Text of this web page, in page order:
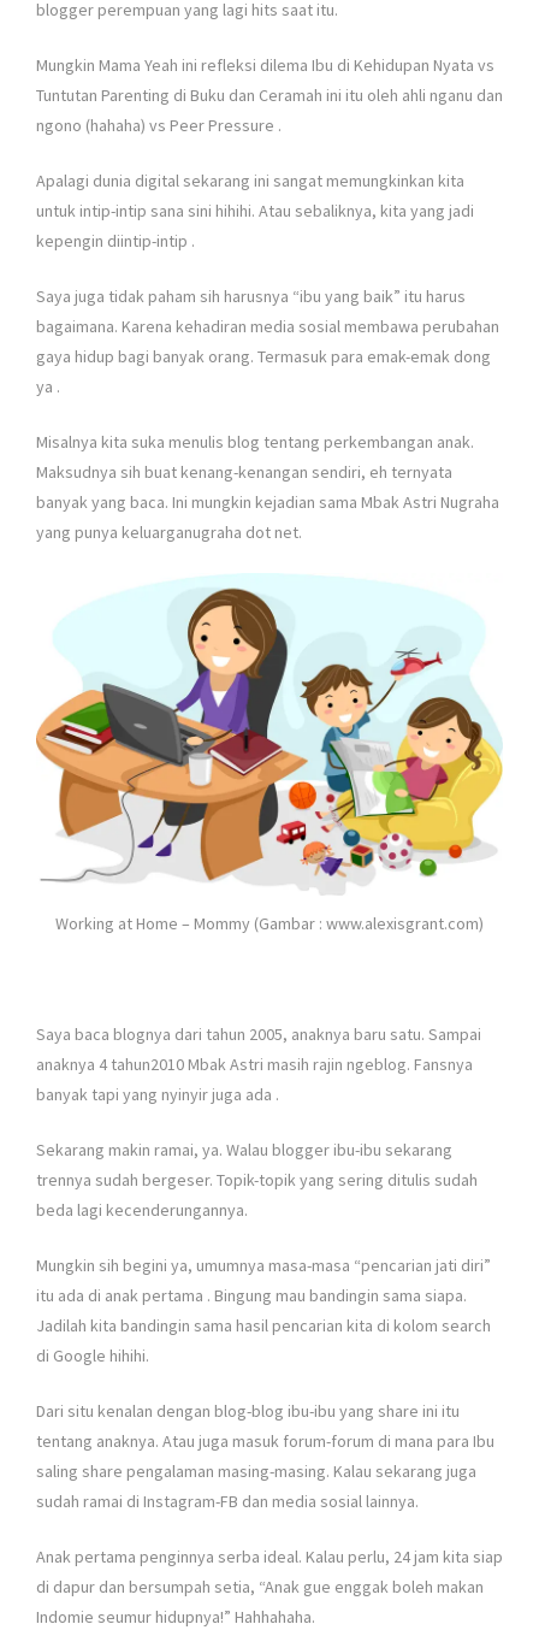
blogger perempuan yang lagi hits saat itu.
Mungkin Mama Yeah ini refleksi dilema Ibu di Kehidupan Nyata vs
Tuntutan Parenting di Buku dan Ceramah ini itu oleh ahli nganu dan
ngono (hahaha) vs Peer Pressure .
Apalagi dunia digital sekarang ini sangat memungkinkan kita
untuk intip-intip sana sini hihihi. Atau sebaliknya, kita yang jadi
kepengin diintip-intip .
Saya juga tidak paham sih harusnya “ibu yang baik” itu harus
bagaimana. Karena kehadiran media sosial membawa perubahan
gaya hidup bagi banyak orang. Termasuk para emak-emak dong
ya .
Misalnya kita suka menulis blog tentang perkembangan anak.
Maksudnya sih buat kenang-kenangan sendiri, eh ternyata
banyak yang baca. Ini mungkin kejadian sama Mbak Astri Nugraha
yang punya keluarganugraha dot net.
Working at Home – Mommy (Gambar : www.alexisgrant.com)
Saya baca blognya dari tahun 2005, anaknya baru satu. Sampai
anaknya 4 tahun2010 Mbak Astri masih rajin ngeblog. Fansnya
banyak tapi yang nyinyir juga ada .
Sekarang makin ramai, ya. Walau blogger ibu-ibu sekarang
trennya sudah bergeser. Topik-topik yang sering ditulis sudah
beda lagi kecenderungannya.
Mungkin sih begini ya, umumnya masa-masa “pencarian jati diri”
itu ada di anak pertama . Bingung mau bandingin sama siapa.
Jadilah kita bandingin sama hasil pencarian kita di kolom search
di Google hihihi.
Dari situ kenalan dengan blog-blog ibu-ibu yang share ini itu
tentang anaknya. Atau juga masuk forum-forum di mana para Ibu
saling share pengalaman masing-masing. Kalau sekarang juga
sudah ramai di Instagram-FB dan media sosial lainnya.
Anak pertama penginnya serba ideal. Kalau perlu, 24 jam kita siap
di dapur dan bersumpah setia, “Anak gue enggak boleh makan
Indomie seumur hidupnya!” Hahhahaha.